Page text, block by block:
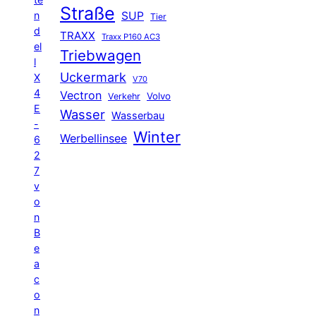
n
d
el
l
X
4
E
-
6
2
7
v
o
n
B
e
a
c
o
n
Straße SUP Tier
TRAXX Traxx P160 AC3
Triebwagen
Uckermark V70
Vectron Verkehr Volvo
Wasser Wasserbau
Werbellinsee Winter